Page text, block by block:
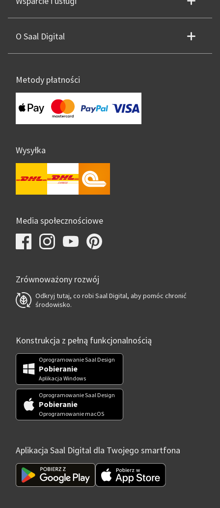
O Saal Digital
Metody płatności
Wysyłka
Media społecznościowe
Zrównoważony rozwój
Odkryj tutaj, co robi Saal Digital, aby pomóc chronić
środowisko.
Konstrukcja z pełną funkcjonalnością
Oprogramowanie Saal Design
Pobieranie
Aplikacja Windows
Oprogramowanie Saal Design
Pobieranie
Oprogramowanie macOS
Aplikacja Saal Digital dla Twojego smartfona